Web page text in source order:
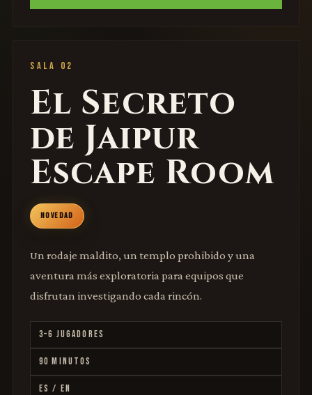
SALA 02
El Secreto
de Jaipur
Escape Room
NOVEDAD
Un rodaje maldito, un templo prohibido y una
aventura más exploratoria para equipos que
disfrutan investigando cada rincón.
3–6 JUGADORES
90 MINUTOS
ES / EN